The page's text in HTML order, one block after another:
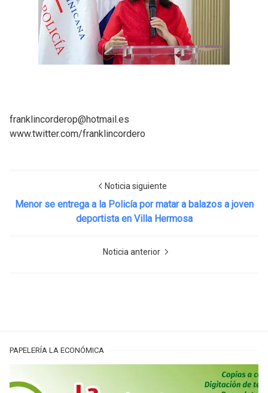
franklincorderop@hotmail.es
www.twitter.com/franklincordero
Noticia siguiente
Menor se entrega a la Policía por matar a balazos a joven
deportista en Villa Hermosa
Noticia anterior
PAPELERÍA LA ECONÓMICA